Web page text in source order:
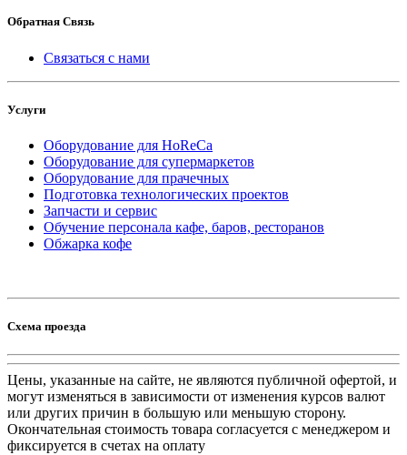
Обратная Связь
Связаться с нами
Услуги
Оборудование для HoReCa
Оборудование для супермаркетов
Оборудование для прачечных
Подготовка технологических проектов
Запчасти и сервис
Обучение персонала кафе, баров, ресторанов
Обжарка кофе
Схема проезда
Цены, указанные на сайте, не являются публичной офертой, и
могут изменяться в зависимости от изменения курсов валют
или других причин в большую или меньшую сторону.
Окончательная стоимость товара согласуется с менеджером и
фиксируется в счетах на оплату